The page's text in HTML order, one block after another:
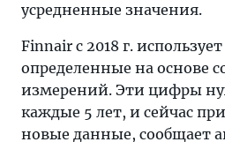
усредненные значения.
Finnair с 2018 г.
определенные на основе
измерений. Эти цифры
каждые 5 лет, и сейчас
новые данные, сообщает